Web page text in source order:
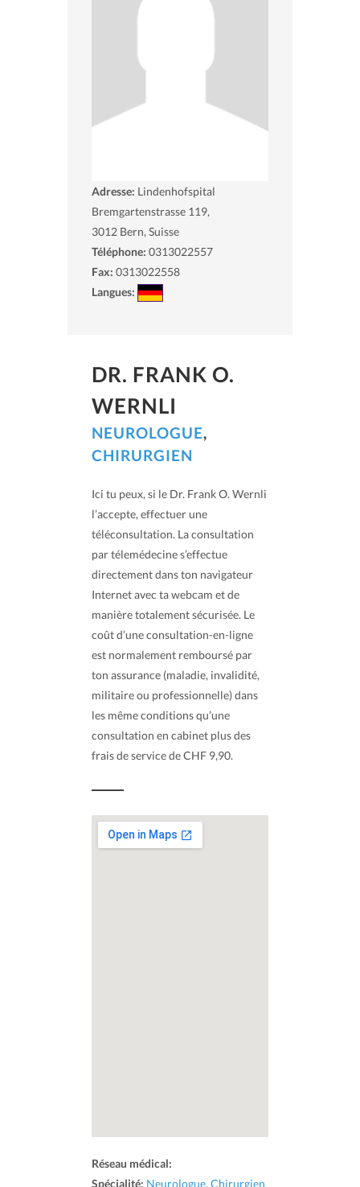
Adresse: Lindenhofspital
Bremgartenstrasse 119,
3012 Bern, Suisse
Téléphone: 0313022557
Fax: 0313022558
Langues:
DR. FRANK O.
WERNLI
NEUROLOGUE,
CHIRURGIEN
Ici tu peux, si le Dr. Frank O. Wernli
l’accepte, effectuer une
téléconsultation. La consultation
par télemédecine s’effectue
directement dans ton navigateur
Internet avec ta webcam et de
manière totalement sécurisée. Le
coût d’une consultation-en-ligne
est normalement remboursé par
ton assurance (maladie, invalidité,
militaire ou professionnelle) dans
les même conditions qu’une
consultation en cabinet plus des
frais de service de CHF 9,90.
Réseau médical:
Spécialité: Neurologue, Chirurgien